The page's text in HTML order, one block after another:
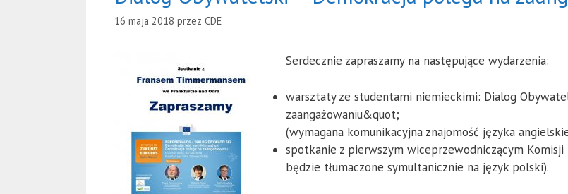
16 maja 2018 przez CDE
Serdecznie zapraszamy na następujące wydarzenia:
warsztaty ze studentami niemieckimi: Dialog
zaangażowaniu&quot;
(wymagana komunikacyjna znajomość języka
spotkanie z pierwszym wiceprzewodniczącym
będzie tłumaczone symultanicznie na język polski).